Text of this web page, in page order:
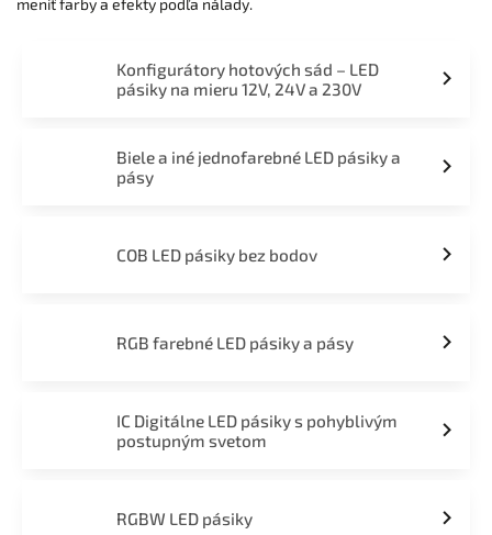
meniť farby a efekty podľa nálady.
Konfigurátory hotových sád – LED
pásiky na mieru 12V, 24V a 230V
Biele a iné jednofarebné LED pásiky a
pásy
COB LED pásiky bez bodov
RGB farebné LED pásiky a pásy
IC Digitálne LED pásiky s pohyblivým
postupným svetom
RGBW LED pásiky